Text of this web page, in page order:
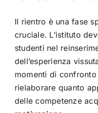
Il rientro è una fase
cruciale. L’istituto
studenti nel
dell’esperienza
momenti di
rielaborare quanto
delle competenze